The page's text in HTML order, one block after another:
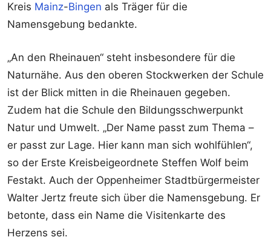
Kreis Mainz-Bingen als Träger für die
Namensgebung bedankte.
„An den Rheinauen“ steht insbesondere für die
Naturnähe. Aus den oberen Stockwerken der Schule
ist der Blick mitten in die Rheinauen gegeben.
Zudem hat die Schule den Bildungsschwerpunkt
Natur und Umwelt. „Der Name passt zum Thema –
er passt zur Lage. Hier kann man sich wohlfühlen“,
so der Erste Kreisbeigeordnete Steffen Wolf beim
Festakt. Auch der Oppenheimer Stadtbürgermeister
Walter Jertz freute sich über die Namensgebung. Er
betonte, dass ein Name die Visitenkarte des
Herzens sei.